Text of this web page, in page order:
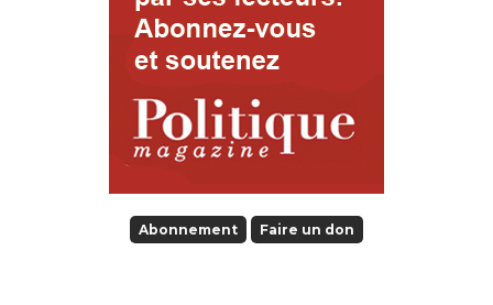
Abonnement Faire un don